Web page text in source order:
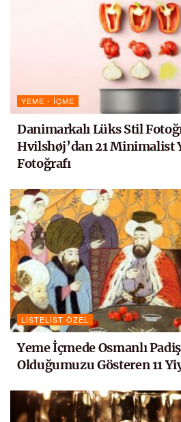
YEME - İÇME
Danimarkalı Lüks Stil
Hvilshøj’dan 21 Minimalist
Fotoğrafı
LISTELIST ÖZEL
Yeme İçmede Osmanlı
Olduğumuzu Gösteren 11